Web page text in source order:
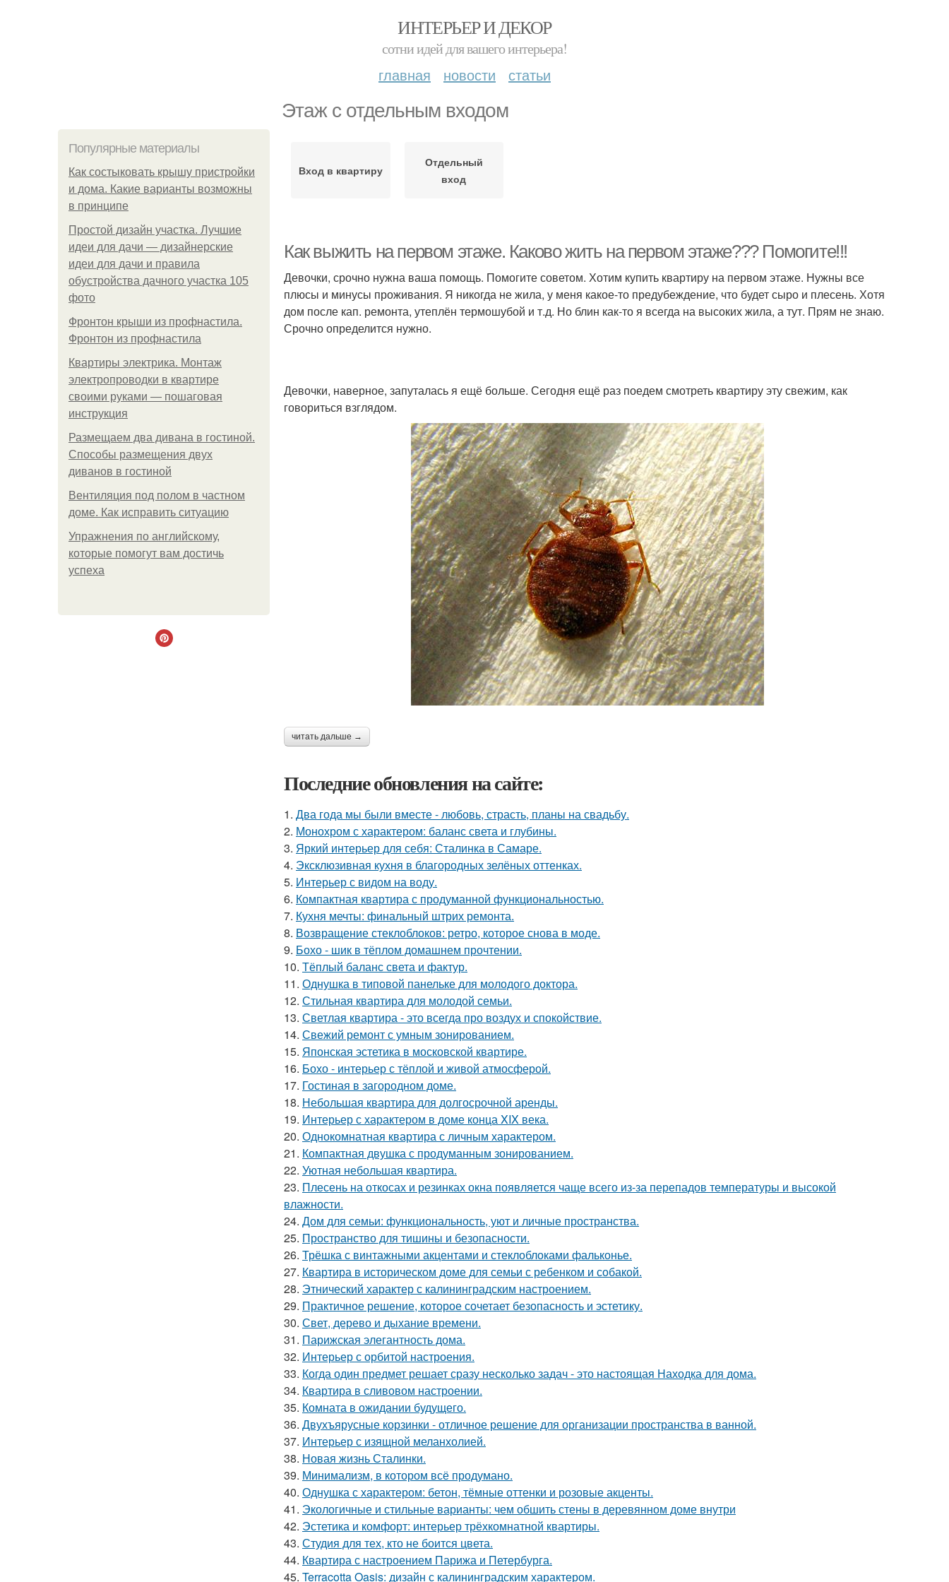
ИНТЕРЬЕР И ДЕКОР
сотни идей для вашего интерьера!
главная новости статьи
Этаж с отдельным входом
Популярные материалы
Как состыковать крышу пристройки
и дома. Какие варианты возможны
в принципе
Простой дизайн участка. Лучшие
идеи для дачи — дизайнерские
идеи для дачи и правила
обустройства дачного участка 105
фото
Фронтон крыши из профнастила.
Фронтон из профнастила
Квартиры электрика. Монтаж
электропроводки в квартире
своими руками — пошаговая
инструкция
Размещаем два дивана в гостиной.
Способы размещения двух
диванов в гостиной
Вентиляция под полом в частном
доме. Как исправить ситуацию
Упражнения по английскому,
которые помогут вам достичь
успеха
Вход в квартиру
Отдельный
вход
Как выжить на первом этаже. Каково жить на первом этаже??? Помогите!!!
Девочки, срочно нужна ваша помощь. Помогите советом. Хотим купить квартиру на первом этаже. Нужны все
плюсы и минусы проживания. Я никогда не жила, у меня какое-то предубеждение, что будет сыро и плесень. Хотя
дом после кап. ремонта, утеплён термошубой и т.д. Но блин как-то я всегда на высоких жила, а тут. Прям не знаю.
Срочно определится нужно.
Девочки, наверное, запуталась я ещё больше. Сегодня ещё раз поедем смотреть квартиру эту свежим, как
говориться взглядом.
читать дальше →
Последние обновления на сайте:
1. Два года мы были вместе - любовь, страсть, планы на свадьбу.
2. Монохром с характером: баланс света и глубины.
3. Яркий интерьер для себя: Сталинка в Самаре.
4. Эксклюзивная кухня в благородных зелёных оттенках.
5. Интерьер с видом на воду.
6. Компактная квартира с продуманной функциональностью.
7. Кухня мечты: финальный штрих ремонта.
8. Возвращение стеклоблоков: ретро, которое снова в моде.
9. Бохо - шик в тёплом домашнем прочтении.
10. Тёплый баланс света и фактур.
11. Однушка в типовой панельке для молодого доктора.
12. Стильная квартира для молодой семьи.
13. Светлая квартира - это всегда про воздух и спокойствие.
14. Свежий ремонт с умным зонированием.
15. Японская эстетика в московской квартире.
16. Бохо - интерьер с тёплой и живой атмосферой.
17. Гостиная в загородном доме.
18. Небольшая квартира для долгосрочной аренды.
19. Интерьер с характером в доме конца XIX века.
20. Однокомнатная квартира с личным характером.
21. Компактная двушка с продуманным зонированием.
22. Уютная небольшая квартира.
23. Плесень на откосах и резинках окна появляется чаще всего из-за перепадов температуры и высокой
влажности.
24. Дом для семьи: функциональность, уют и личные пространства.
25. Пространство для тишины и безопасности.
26. Трёшка с винтажными акцентами и стеклоблоками фальконье.
27. Квартира в историческом доме для семьи с ребенком и собакой.
28. Этнический характер с калининградским настроением.
29. Практичное решение, которое сочетает безопасность и эстетику.
30. Свет, дерево и дыхание времени.
31. Парижская элегантность дома.
32. Интерьер с орбитой настроения.
33. Когда один предмет решает сразу несколько задач - это настоящая Находка для дома.
34. Квартира в сливовом настроении.
35. Комната в ожидании будущего.
36. Двухъярусные корзинки - отличное решение для организации пространства в ванной.
37. Интерьер с изящной меланхолией.
38. Новая жизнь Сталинки.
39. Минимализм, в котором всё продумано.
40. Однушка с характером: бетон, тёмные оттенки и розовые акценты.
41. Экологичные и стильные варианты: чем обшить стены в деревянном доме внутри
42. Эстетика и комфорт: интерьер трёхкомнатной квартиры.
43. Студия для тех, кто не боится цвета.
44. Квартира с настроением Парижа и Петербурга.
45. Terracotta Oasis: дизайн с калининградским характером.